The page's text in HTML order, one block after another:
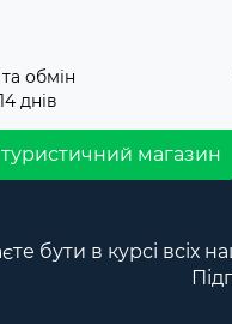
обмін
днів
магазин
бути в курсі всіх